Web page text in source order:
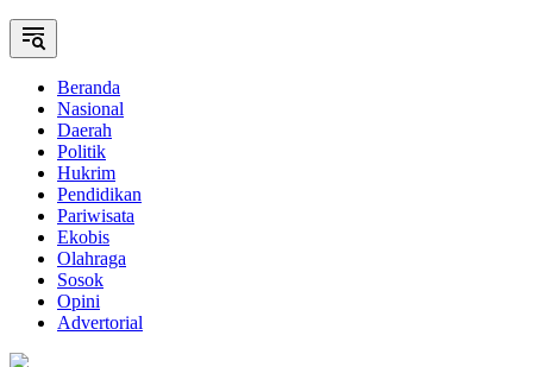
Beranda
Nasional
Daerah
Politik
Hukrim
Pendidikan
Pariwisata
Ekobis
Olahraga
Sosok
Opini
Advertorial